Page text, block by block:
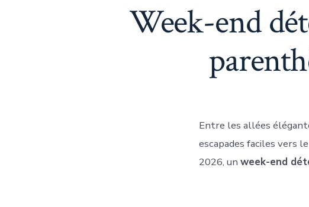
Week-end
Entre les allées
escapades faciles vers
2026, un week-end